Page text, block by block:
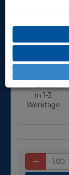
Lieferbar
in 1-3
Werktage